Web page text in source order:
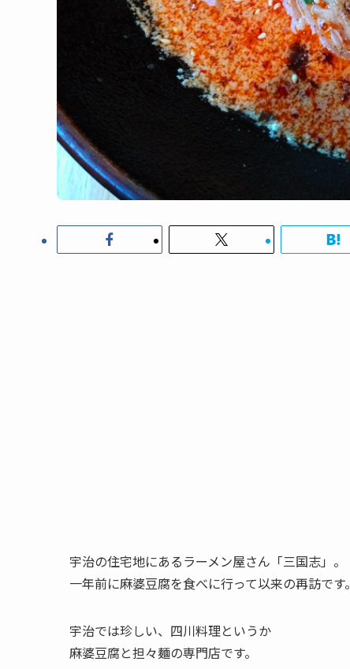
宇治の住宅地にあるラーメン屋さん「三国志」。
一年前に麻婆豆腐を食べに行って以来の再訪です。
宇治では珍しい、四川料理というか
麻婆豆腐と担々麺の専門店です。